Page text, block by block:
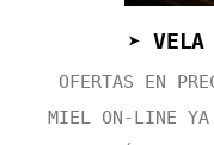
➤
OFERTAS EN
MIEL ON-LINE YA